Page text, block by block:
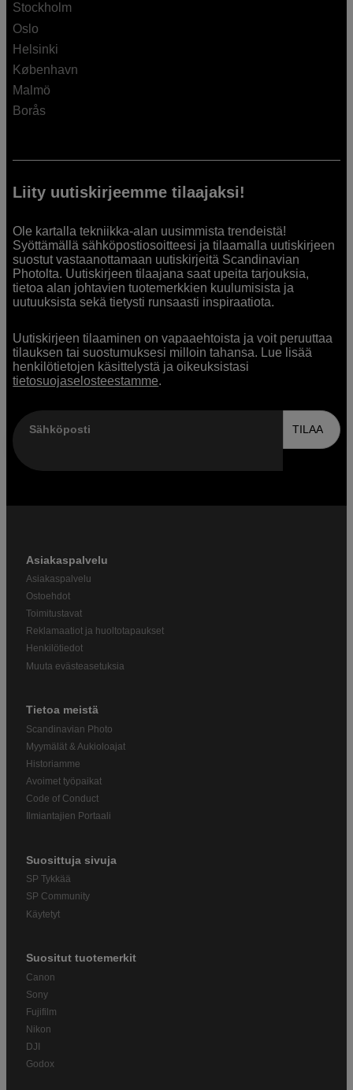
Stockholm
Oslo
Helsinki
København
Malmö
Borås
Liity uutiskirjeemme tilaajaksi!
Ole kartalla tekniikka-alan uusimmista trendeistä!
Syöttämällä sähköpostiosoitteesi ja tilaamalla uutiskirjeen
suostut vastaanottamaan uutiskirjeitä Scandinavian
Photolta. Uutiskirjeen tilaajana saat upeita tarjouksia,
tietoa alan johtavien tuotemerkkien kuulumisista ja
uutuuksista sekä tietysti runsaasti inspiraatiota.
Uutiskirjeen tilaaminen on vapaaehtoista ja voit peruuttaa
tilauksen tai suostumuksesi milloin tahansa. Lue lisää
henkilötietojen käsittelystä ja oikeuksistasi
tietosuojaselosteestamme.
Sähköposti TILAA
Asiakaspalvelu
Asiakaspalvelu
Ostoehdot
Toimitustavat
Reklamaatiot ja huoltotapaukset
Henkilötiedot
Muuta evästeasetuksia
Tietoa meistä
Scandinavian Photo
Myymälät & Aukioloajat
Historiamme
Avoimet työpaikat
Code of Conduct
Ilmiantajien Portaali
Suosittuja sivuja
SP Tykkää
SP Community
Käytetyt
Suositut tuotemerkit
Canon
Sony
Fujifilm
Nikon
DJI
Godox